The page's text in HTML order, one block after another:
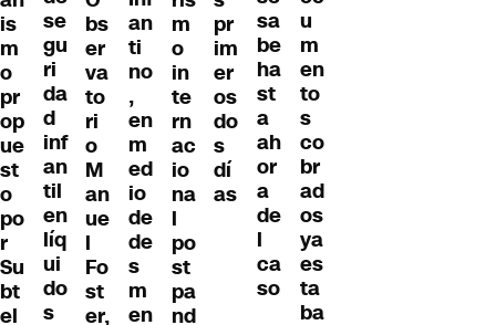
is
m
o
pr
op
ue
st
o
po
r
Su
bt
el
se
gu
ri
da
d
inf
an
til
en
líq
ui
do
s
bs
er
va
to
ri
o
M
an
ue
l
Fo
st
er,
an
ti
no
,
en
m
ed
io
de
de
s
m
en
m
o
in
te
rn
ac
io
na
l
po
st
pa
nd
pr
im
er
os
do
s
dí
as
sa
be
ha
st
a
ah
or
a
de
l
ca
so
u
m
en
to
s
co
br
ad
os
ya
es
ta
ba